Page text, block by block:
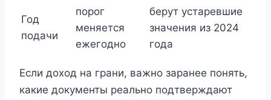
Год
подачи
порог
меняется
ежегодно
берут устаревшие
значения из 2024
года
Если доход на грани, важно заранее понять,
какие документы реально подтверждают